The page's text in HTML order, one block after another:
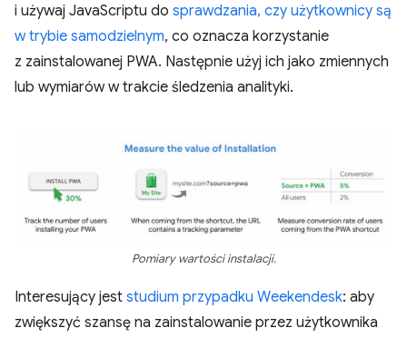
i używaj JavaScriptu do sprawdzania, czy użytkownicy są
w trybie samodzielnym, co oznacza korzystanie
z zainstalowanej PWA. Następnie użyj ich jako zmiennych
lub wymiarów w trakcie śledzenia analityki.
Pomiary wartości instalacji.
Interesujący jest studium przypadku Weekendesk: aby
zwiększyć szansę na zainstalowanie przez użytkownika